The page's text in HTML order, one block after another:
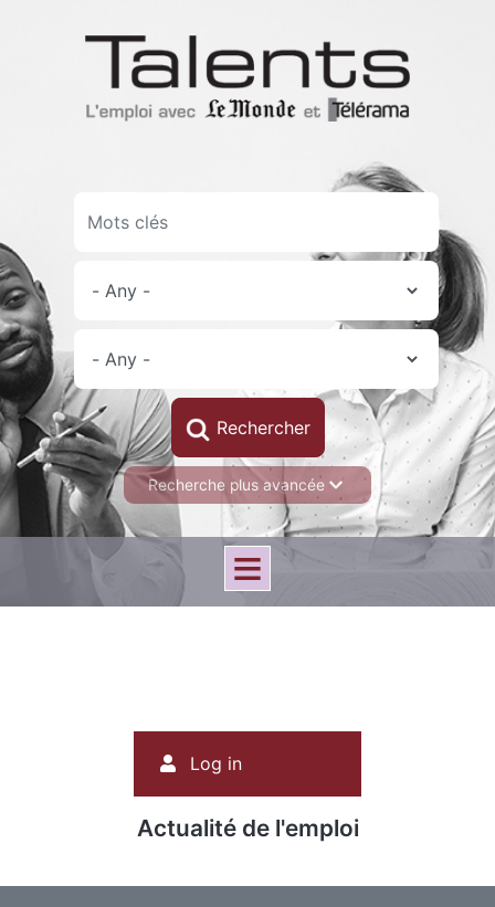
Recherche plus avancée
account
menu
Log in
Actualité de l'emploi